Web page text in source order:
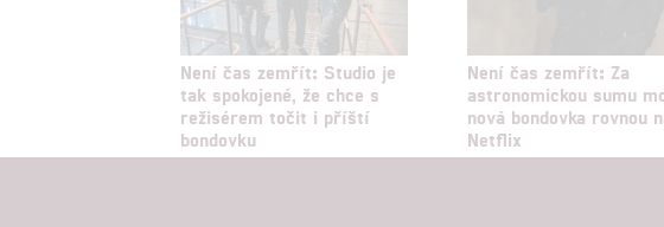
Není čas zemřít: Studio je
tak spokojené, že chce s
režisérem točit i příští
bondovku
Není čas zemřít: Za
astronomickou sumu
nová bondovka rovnou
Netflix